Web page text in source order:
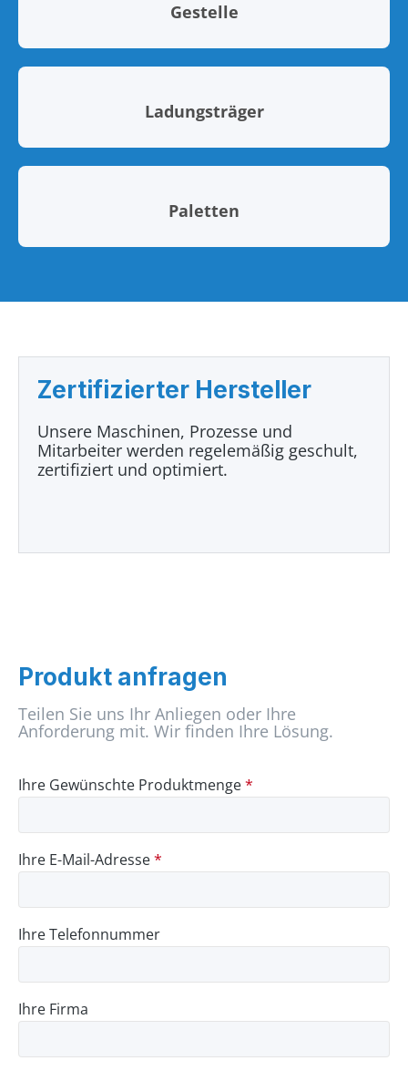
Gestelle
Ladungsträger
Paletten
Zertifizierter Hersteller
Unsere Maschinen, Prozesse und
Mitarbeiter werden regelemäßig geschult,
zertifiziert und optimiert.
Produkt anfragen
Teilen Sie uns Ihr Anliegen oder Ihre
Anforderung mit. Wir finden Ihre Lösung.
Ihre Gewünschte Produktmenge*
Ihre E-Mail-Adresse*
Ihre Telefonnummer
Ihre Firma